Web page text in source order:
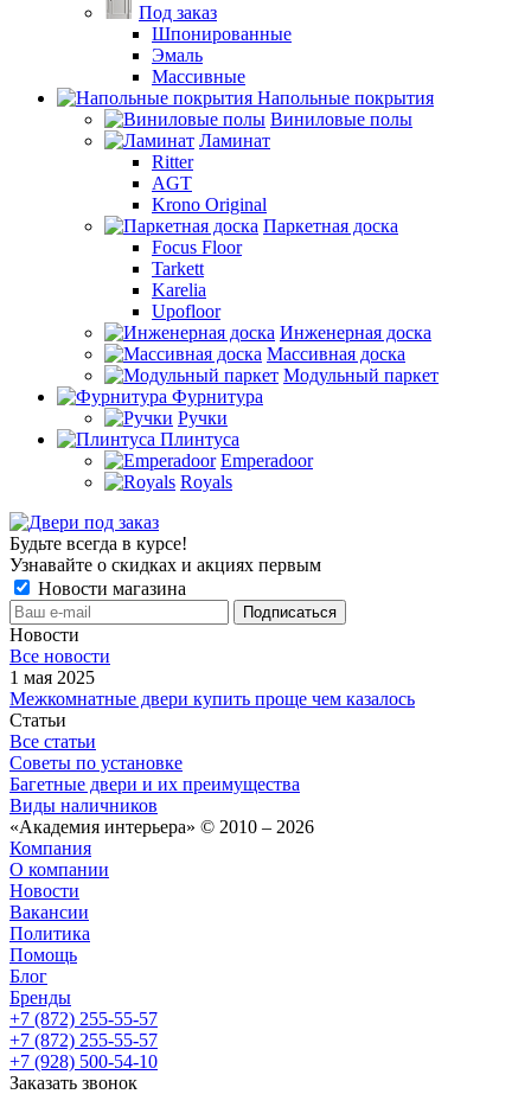
Под заказ
Шпонированные
Эмаль
Массивные
Напольные покрытия
Виниловые полы
Ламинат
Ritter
AGT
Krono Original
Паркетная доска
Focus Floor
Tarkett
Karelia
Upofloor
Инженерная доска
Массивная доска
Модульный паркет
Фурнитура
Ручки
Плинтуса
Emperadoor
Royals
Будьте всегда в курсе!
Узнавайте о скидках и акциях первым
Новости магазина
Новости
Все новости
1 мая 2025
Межкомнатные двери купить проще чем казалось
Статьи
Все статьи
Советы по установке
Багетные двери и их преимущества
Виды наличников
«Академия интерьера» © 2010 – 2026
Компания
О компании
Новости
Вакансии
Политика
Помощь
Блог
Бренды
+7 (872) 255-55-57
+7 (872) 255-55-57
+7 (928) 500-54-10
Заказать звонок